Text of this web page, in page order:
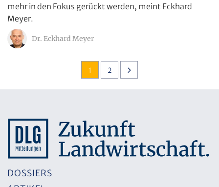
mehr in den Fokus gerückt werden, meint Eckhard
Meyer.
Dr. Eckhard Meyer
1 2
DOSSIERS